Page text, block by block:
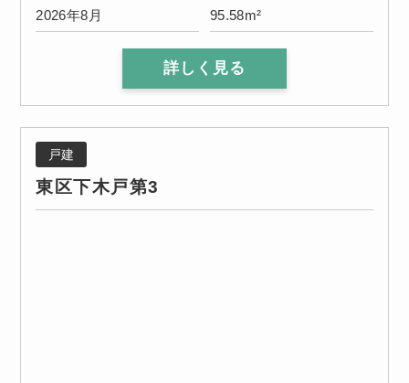
2026年8月
95.58m²
詳しく見る
戸建
東区下木戸第3